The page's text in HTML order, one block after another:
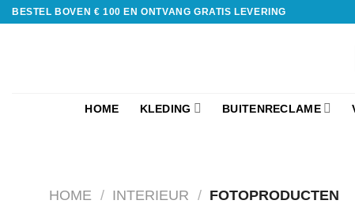
BESTEL BOVEN € 100 EN ONTVANG GRATIS LEVERING
HOME KLEDING BUITENRECLAME
HOME / INTERIEUR / FOTOPRODUCTEN